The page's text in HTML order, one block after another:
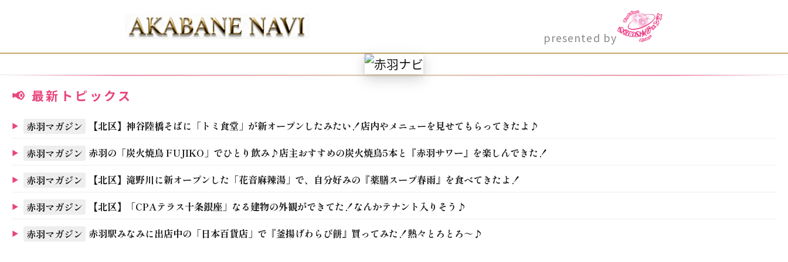
presented by
📢 最新トピックス
赤羽マガジン
十条駅前に「酒と串 かおり」が新オープンしてた！
赤羽マガジン 赤羽のジャカランダ6/16の様子。新たな観光名所になるのでしょうか。
赤羽マガジン
赤羽駅きたで「父の日」が開催中！東北のご当地グルメがたくさん♪
北区役所 【2026年6月16日】＜事前案内＞「十条冨士神社大祭（お冨士さん）」開催
赤羽マガジン 今年も「お冨士さん(十条冨士講祭礼)」が6月30日・7月1日に開催されるみたい！